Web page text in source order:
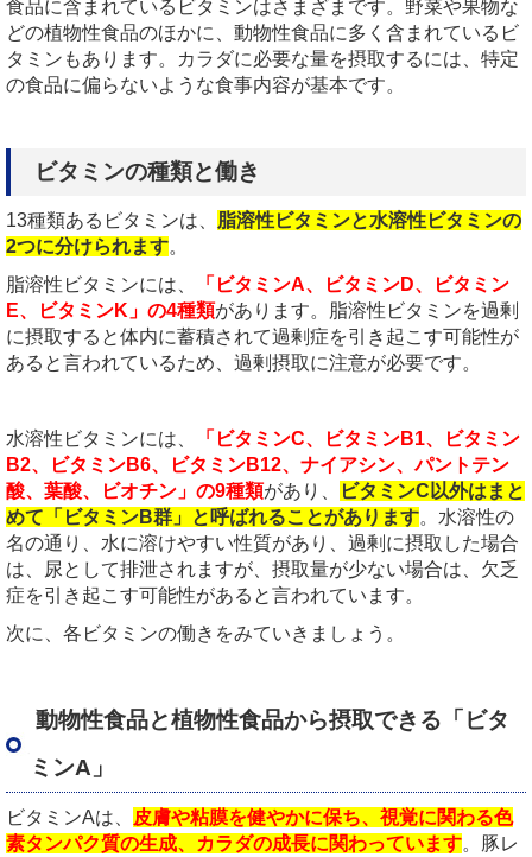
食品に含まれているビタミンはさまざまです。野菜や果物な
どの植物性食品のほかに、動物性食品に多く含まれているビ
タミンもあります。カラダに必要な量を摂取するには、特定
の食品に偏らないような食事内容が基本です。
ビタミンの種類と働き
13種類あるビタミンは、 脂溶性ビタミンと水溶性ビタミンの
2つに分けられます。
脂溶性ビタミンには、
「ビタミンA、ビタミンD、ビタミン
E、ビタミンK」の4種類があります。脂溶性ビタミンを過剰
に摂取すると体内に蓄積されて過剰症を引き起こす可能性が
あると言われているため、過剰摂取に注意が必要です。
水溶性ビタミンには、
「ビタミンC、ビタミンB1、ビタミン
B2、ビタミンB6、ビタミンB12、ナイアシン、パントテン
酸、葉酸、ビオチン」の9種類があり、
ビタミンC以外はまと
めて「ビタミンB群」と呼ばれることがあります。水溶性の
名の通り、水に溶けやすい性質があり、過剰に摂取した場合
は、尿として排泄されますが、摂取量が少ない場合は、欠乏
症を引き起こす可能性があると言われています。
次に、各ビタミンの働きをみていきましょう。
動物性食品と植物性食品から摂取できる「ビタ
ミンA」
ビタミンAは、
皮膚や粘膜を健やかに保ち、視覚に関わる色
素タンパク質の生成、カラダの成長に関わっています。豚レ